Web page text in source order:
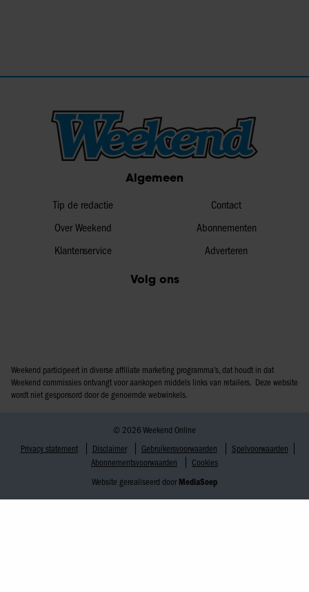
Algemeen
Tip de redactie
Over Weekend
Klantenservice
Contact
Abonnementen
Adverteren
Volg ons
Weekend participeert in diverse affiliate marketing programma’s, dat houdt in dat
Weekend commissies ontvangt voor aankopen middels links van retailers. Deze website
wordt niet gesponsord door de genoemde webwinkels.
© 2026 Weekend Online
Privacy statement
Disclaimer Gebruikersvoorwaarden
Spelvoorwaarden
Abonnementsvoorwaarden
Cookies
Website gerealiseerd door MediaSoep